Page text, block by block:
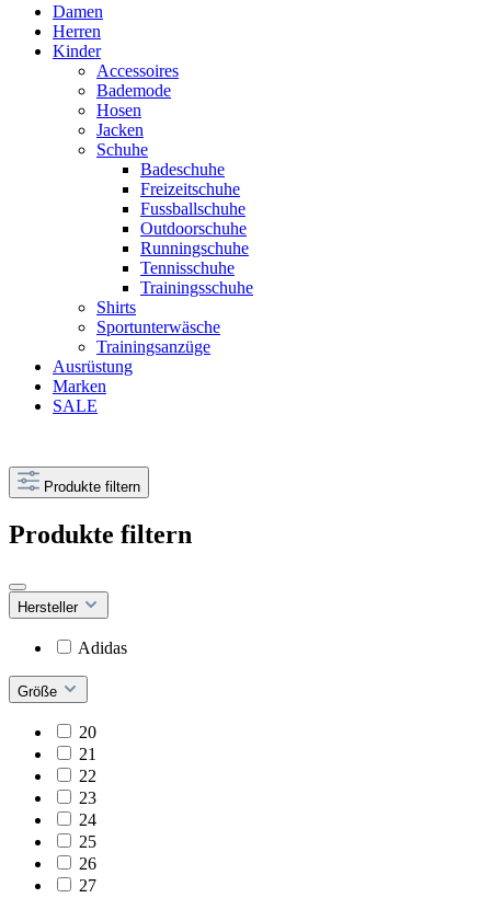
Damen
Herren
Kinder
Accessoires
Bademode
Hosen
Jacken
Schuhe
Badeschuhe
Freizeitschuhe
Fussballschuhe
Outdoorschuhe
Runningschuhe
Tennisschuhe
Trainingsschuhe
Shirts
Sportunterwäsche
Trainingsanzüge
Ausrüstung
Marken
SALE
Produkte filtern
Produkte filtern
Hersteller
Adidas
Größe
20
21
22
23
24
25
26
27